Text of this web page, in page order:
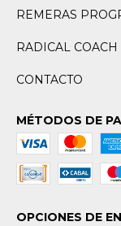
REMERAS
RADICAL COACH
CONTACTO
MÉTODOS DE
OPCIONES DE